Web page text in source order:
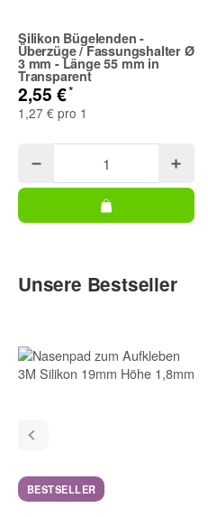
Silikon Bügelenden -
Überzüge / Fassungshalter Ø
3 mm - Länge 55 mm in
Transparent
2,55 €*
1,27 € pro 1
Unsere Bestseller
BESTSELLER